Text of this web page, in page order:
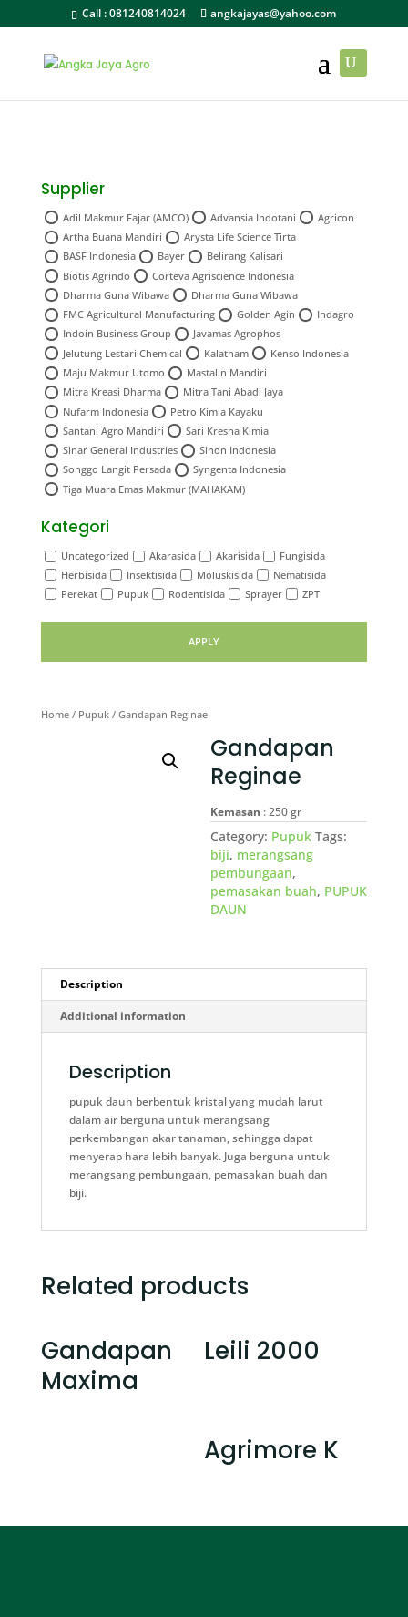
Call :081240814024 angkajayas@yahoo.com
Supplier
Adil Makmur Fajar (AMCO) Advansia Indotani
Agricon
Artha Buana Mandiri
Arysta Life Science Tirta
BASF Indonesia
Bayer
Belirang Kalisari
Biotis Agrindo
Corteva Agriscience Indonesia
Dharma Guna Wibawa
Dharma Guna Wibawa
FMC Agricultural Manufacturing
Golden Agin
Indagro
Indoin Business Group
Javamas Agrophos
Jelutung Lestari Chemical
Kalatham
Kenso Indonesia
Maju Makmur Utomo
Mastalin Mandiri
Mitra Kreasi Dharma
Mitra Tani Abadi Jaya
Nufarm Indonesia
Petro Kimia Kayaku
Santani Agro Mandiri
Sari Kresna Kimia
Sinar General Industries
Sinon Indonesia
Songgo Langit Persada
Syngenta Indonesia
Tiga Muara Emas Makmur (MAHAKAM)
Kategori
Uncategorized Akarasida Akarisida
Fungisida
Herbisida
Insektisida Moluskisida
Nematisida
Perekat
Pupuk Rodentisida Sprayer ZPT
APPLY
Home/ Pupuk/ Gandapan Reginae
Gandapan
Reginae
Kemasan : 250 gr
Category: Pupuk Tags:
biji, merangsang
pembungaan,
pemasakan buah, PUPUK
DAUN
Description
Additional information
Description
pupuk daun berbentuk kristal yang mudah larut
dalam air berguna untuk merangsang
perkembangan akar tanaman, sehingga dapat
menyerap hara lebih banyak. Juga berguna untuk
merangsang pembungaan, pemasakan buah dan
biji.
Related products
Gandapan
Maxima
Leili 2000
Agrimore K